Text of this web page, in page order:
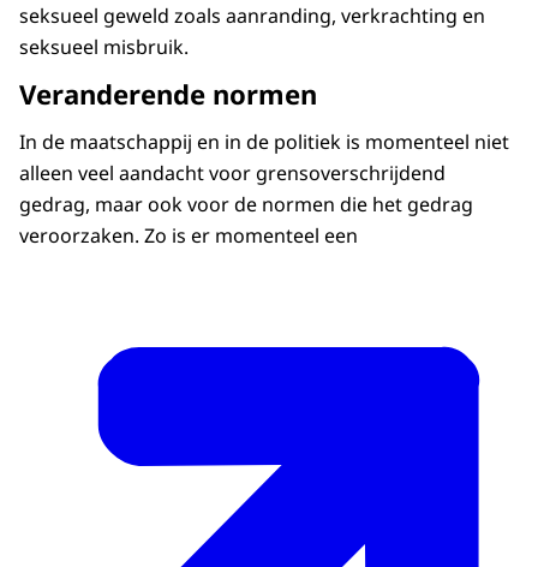
seksueel geweld zoals aanranding, verkrachting en
seksueel misbruik.
Veranderende normen
In de maatschappij en in de politiek is momenteel niet
alleen veel aandacht voor grensoverschrijdend
gedrag, maar ook voor de normen die het gedrag
veroorzaken. Zo is er momenteel een